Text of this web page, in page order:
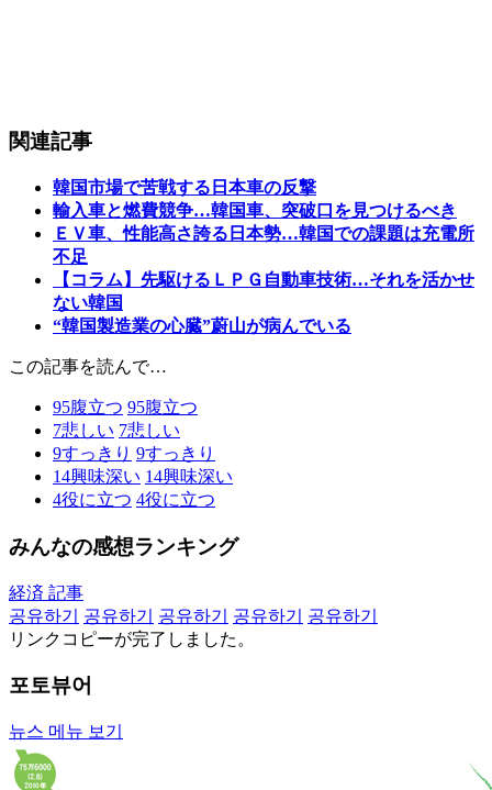
関連記事
韓国市場で苦戦する日本車の反撃
輸入車と燃費競争…韓国車、突破口を見つけるべき
ＥＶ車、性能高さ誇る日本勢…韓国での課題は充電所
不足
【コラム】先駆けるＬＰＧ自動車技術…それを活かせ
ない韓国
“韓国製造業の心臓”蔚山が病んでいる
この記事を読んで…
95腹立つ 95腹立つ
7悲しい 7悲しい
9すっきり 9すっきり
14興味深い 14興味深い
4役に立つ 4役に立つ
みんなの感想ランキング
経済 記事
공유하기
공유하기 공유하기 공유하기
공유하기
リンクコピーが完了しました。
포토뷰어
뉴스 메뉴 보기